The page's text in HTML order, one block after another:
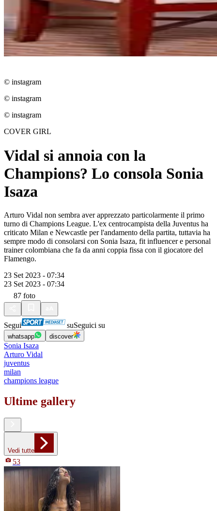
© instagram
© instagram
© instagram
COVER GIRL
Vidal si annoia con la
Champions? Lo consola Sonia
Isaza
Arturo Vidal non sembra aver apprezzato particolarmente il primo
turno di Champions League. L'ex centrocampista della Juventus ha
criticato Milan e Newcastle per l'andamento della partita, tuttavia ha
sempre modo di consolarsi con Sonia Isaza, fit influencer e personal
trainer colombiana che fa da anni coppia fissa con il giocatore del
Flamengo.
23 Set 2023 - 07:34
23 Set 2023 - 07:34
87 foto
Segui suSeguici su
whatsapp discover
Sonia Isaza
Arturo Vidal
juventus
milan
champions league
Ultime gallery
Vedi tutte
53